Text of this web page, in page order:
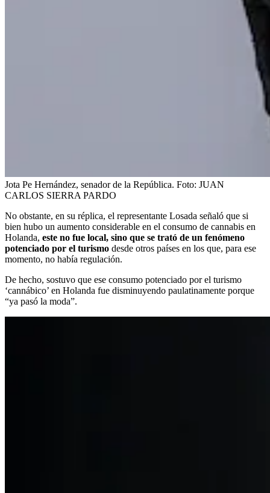
Jota Pe Hernández, senador de la República. Foto: JUAN
CARLOS SIERRA PARDO
No obstante, en su réplica, el representante Losada señaló que si
bien hubo un aumento considerable en el consumo de cannabis en
Holanda, este no fue local, sino que se trató de un fenómeno
potenciado por el turismo desde otros países en los que, para ese
momento, no había regulación.
De hecho, sostuvo que ese consumo potenciado por el turismo
‘cannábico’ en Holanda fue disminuyendo paulatinamente porque
“ya pasó la moda”.